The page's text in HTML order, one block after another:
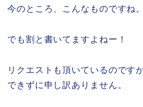
今のところ、こんなものですね。
でも割と書いてますよねー！
リクエストも頂いているのです
できずに申し訳ありません。